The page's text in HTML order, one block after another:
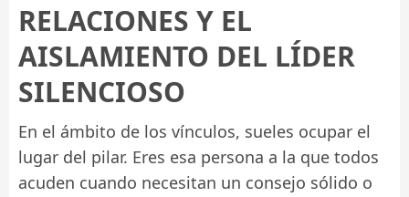
RELACIONES Y EL
AISLAMIENTO DEL LÍDER
SILENCIOSO
En el ámbito de los vínculos, sueles ocupar el
lugar del pilar. Eres esa persona a la que todos
acuden cuando necesitan un consejo sólido o